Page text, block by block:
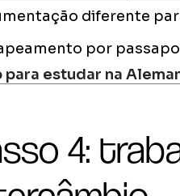
diferente
por
para estudar na
4: